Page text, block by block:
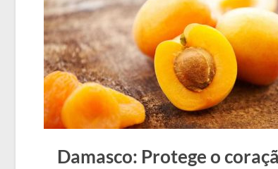
Damasco: Protege o